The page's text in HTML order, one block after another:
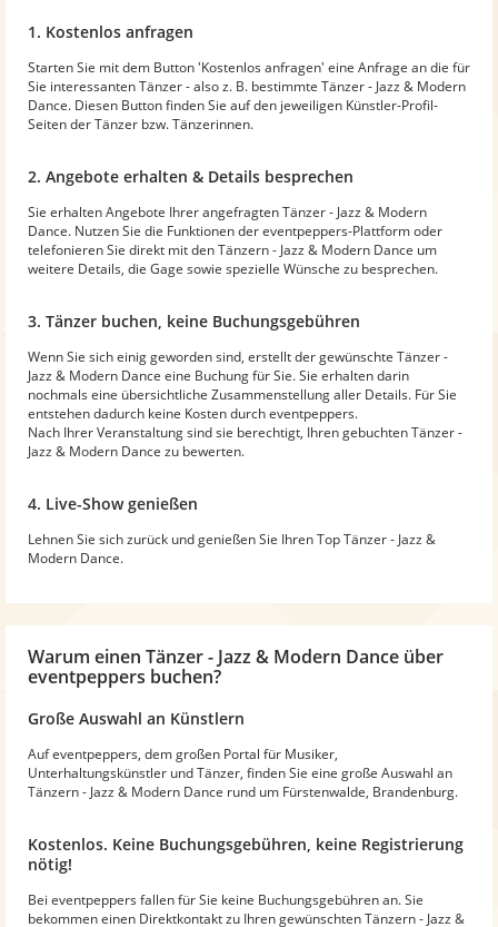
1. Kostenlos anfragen
Starten Sie mit dem Button 'Kostenlos anfragen' eine Anfrage an die für
Sie interessanten Tänzer - also z. B. bestimmte Tänzer - Jazz & Modern
Dance. Diesen Button finden Sie auf den jeweiligen Künstler-Profil-
Seiten der Tänzer bzw. Tänzerinnen.
2. Angebote erhalten & Details besprechen
Sie erhalten Angebote Ihrer angefragten Tänzer - Jazz & Modern
Dance. Nutzen Sie die Funktionen der eventpeppers-Plattform oder
telefonieren Sie direkt mit den Tänzern - Jazz & Modern Dance um
weitere Details, die Gage sowie spezielle Wünsche zu besprechen.
3. Tänzer buchen, keine Buchungsgebühren
Wenn Sie sich einig geworden sind, erstellt der gewünschte Tänzer -
Jazz & Modern Dance eine Buchung für Sie. Sie erhalten darin
nochmals eine übersichtliche Zusammenstellung aller Details. Für Sie
entstehen dadurch keine Kosten durch eventpeppers.
Nach Ihrer Veranstaltung sind sie berechtigt, Ihren gebuchten Tänzer -
Jazz & Modern Dance zu bewerten.
4. Live-Show genießen
Lehnen Sie sich zurück und genießen Sie Ihren Top Tänzer - Jazz &
Modern Dance.
Warum einen Tänzer - Jazz & Modern Dance über
eventpeppers buchen?
Große Auswahl an Künstlern
Auf eventpeppers, dem großen Portal für Musiker,
Unterhaltungskünstler und Tänzer, finden Sie eine große Auswahl an
Tänzern - Jazz & Modern Dance rund um Fürstenwalde, Brandenburg.
Kostenlos. Keine Buchungsgebühren, keine Registrierung
nötig!
Bei eventpeppers fallen für Sie keine Buchungsgebühren an. Sie
bekommen einen Direktkontakt zu Ihren gewünschten Tänzern - Jazz &